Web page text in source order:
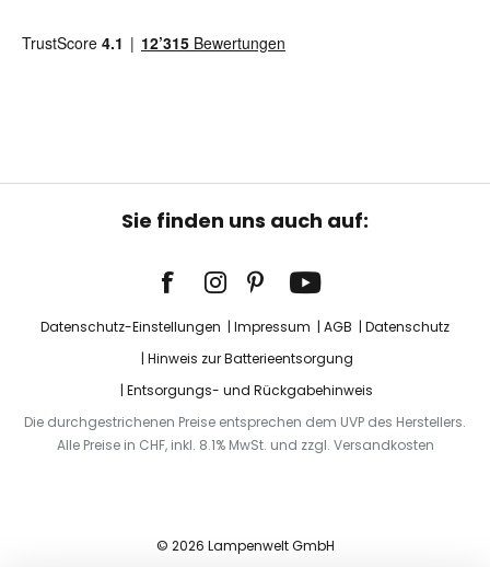
Sie finden uns auch auf:
Datenschutz-Einstellungen Impressum AGB
Datenschutz
Hinweis zur Batterieentsorgung
Entsorgungs- und Rückgabehinweis
Die durchgestrichenen Preise entsprechen dem UVP des Herstellers.
Alle Preise in CHF, inkl. 8.1% MwSt. und zzgl. Versandkosten
© 2026 Lampenwelt GmbH